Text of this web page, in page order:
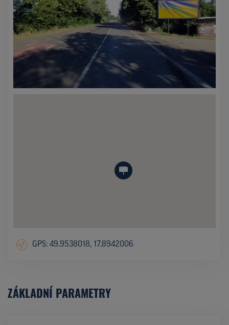
GPS: 49.9538018, 17.8942006
ZÁKLADNÍ PARAMETRY